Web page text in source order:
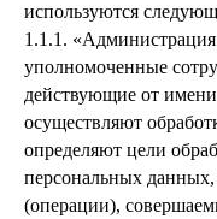
используются
1.1.1.
уполномоченные
действующие от
осуществляют
определяют цели
персональных
(операции),